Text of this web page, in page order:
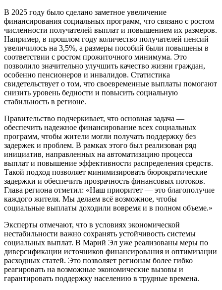
В 2025 году было сделано заметное увеличение
финансирования социальных программ, что связано с ростом
численности получателей выплат и повышением их размеров.
Например, в прошлом году количество получателей пенсий
увеличилось на 3,5%, а размеры пособий были повышены в
соответствии с ростом прожиточного минимума. Это
позволило значительно улучшить качество жизни граждан,
особенно пенсионеров и инвалидов. Статистика
свидетельствует о том, что своевременные выплаты помогают
снизить уровень бедности и повысить социальную
стабильность в регионе.
Правительство подчеркивает, что основная задача —
обеспечить надежное финансирование всех социальных
программ, чтобы жители могли получать поддержку без
задержек и проблем. В рамках этого был реализован ряд
инициатив, направленных на автоматизацию процесса
выплат и повышение эффективности распределения средств.
Такой подход позволяет минимизировать бюрократические
задержки и обеспечить прозрачность финансовых потоков.
Глава региона отметил: «Наш приоритет — это благополучие
каждого жителя. Мы делаем всё возможное, чтобы
социальные выплаты доходили вовремя и в полном объеме.»
Эксперты отмечают, что в условиях экономической
нестабильности важно сохранять устойчивость системы
социальных выплат. В Марий Эл уже реализованы меры по
диверсификации источников финансирования и оптимизации
расходных статей. Это позволяет регионам более гибко
реагировать на возможные экономические вызовы и
гарантировать поддержку населению в трудные времена.